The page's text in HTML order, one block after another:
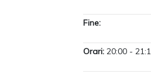
Fine:
Orari: 20:00 -